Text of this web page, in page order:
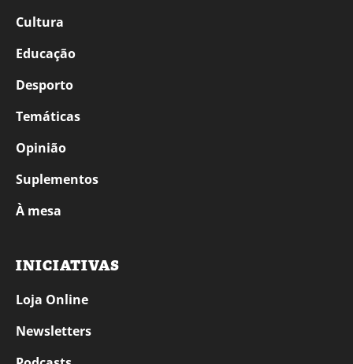
Cultura
Educação
Desporto
Temáticas
Opinião
Suplementos
À mesa
INICIATIVAS
Loja Online
Newsletters